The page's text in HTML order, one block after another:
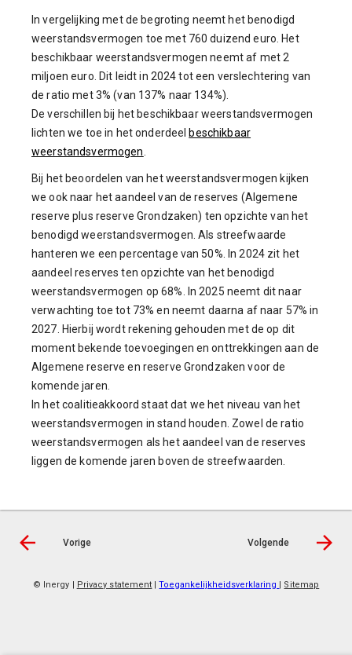
In vergelijking met de begroting neemt het benodigd
weerstandsvermogen toe met 760 duizend euro. Het
beschikbaar weerstandsvermogen neemt af met 2
miljoen euro. Dit leidt in 2024 tot een verslechtering van
de ratio met 3% (van 137% naar 134%).
De verschillen bij het beschikbaar weerstandsvermogen
lichten we toe in het onderdeel beschikbaar
weerstandsvermogen
Bij het beoordelen van het weerstandsvermogen kijken
we ook naar het aandeel van de reserves (Algemene
reserve plus reserve Grondzaken) ten opzichte van het
benodigd weerstandsvermogen. Als streefwaarde
hanteren we een percentage van 50%. In 2024 zit het
aandeel reserves ten opzichte van het benodigd
weerstandsvermogen op 68%. In 2025 neemt dit naar
verwachting toe tot 73% en neemt daarna af naar 57% in
2027. Hierbij wordt rekening gehouden met de op dit
moment bekende toevoegingen en onttrekkingen aan de
Algemene reserve en reserve Grondzaken voor de
komende jaren.
In het coalitieakkoord staat dat we het niveau van het
weerstandsvermogen in stand houden. Zowel de ratio
weerstandsvermogen als het aandeel van de reserves
liggen de komende jaren boven de streefwaarden.
Vorige Volgende
© Inergy Privacy statement |Toegankelijkheidsverklaring Sitemap